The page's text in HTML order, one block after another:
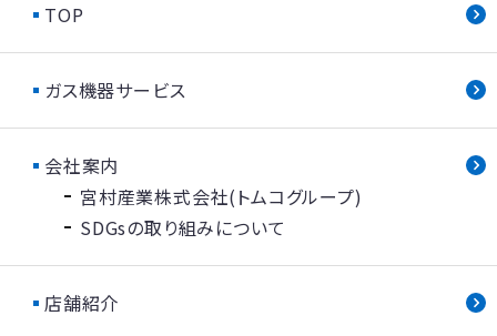
TOP
ガス機器サービス
会社案内
宮村産業株式会社(トムコグループ)
SDGsの取り組みについて
店舗紹介